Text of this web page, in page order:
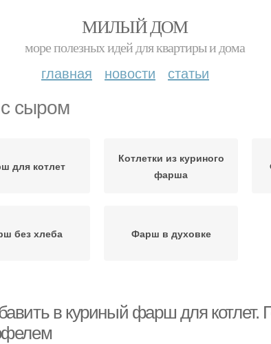
МИЛЫЙ ДОМ
море полезных идей для квартиры и дома
главная новости статьи
сыром
для котлет
Котлетки из куриного
фарша
без хлеба Фарш в духовке
в куриный фарш для котлет.